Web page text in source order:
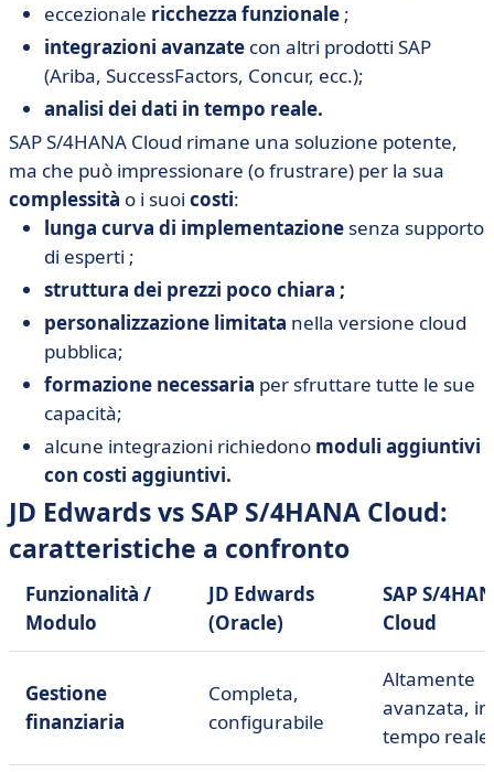
eccezionale ricchezza funzionale ;
integrazioni avanzate con altri prodotti SAP
(Ariba, SuccessFactors, Concur, ecc.);
analisi dei dati in tempo reale.
SAP S/4HANA Cloud rimane una soluzione potente,
ma che può impressionare (o frustrare) per la sua
complessità o i suoi costi:
lunga curva di implementazione senza supporto
di esperti ;
struttura dei prezzi poco chiara ;
personalizzazione limitata nella versione cloud
pubblica;
formazione necessaria per sfruttare tutte le sue
capacità;
alcune integrazioni richiedono moduli aggiuntivi
con costi aggiuntivi.
JD Edwards vs SAP S/4HANA Cloud:
caratteristiche a confronto
Funzionalità /
Modulo
JD Edwards
(Oracle)
SAP S/
Cloud
Gestione
finanziaria
Completa,
configurabile
Altamente
avanzata, in
tempo reale